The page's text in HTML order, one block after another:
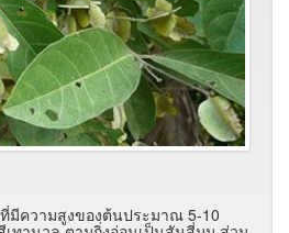
มีความสูงของต้นประมาณ 5-10